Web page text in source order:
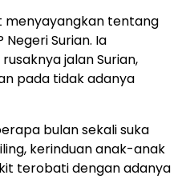
menyayangkan tentang
Surian. Ia
jalan Surian,
pada tidak adanya
bulan sekali suka
kerinduan anak-anak
terobati dengan adanya